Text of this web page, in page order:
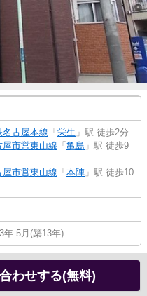
名古屋本線 「 栄生 」駅 徒歩2分
屋市営東山線 「 亀島 」駅 徒歩9
屋市営東山線 「 本陣 」駅 徒歩10
年 5月(築13年)
わせする(無料)